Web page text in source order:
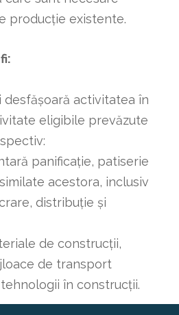
producţie existente.
desfășoară activitatea în
eligibile prevăzute
panificaţie, patiserie
acestora, inclusiv
distribuţie şi
de construcţii,
de transport
în construcţii.